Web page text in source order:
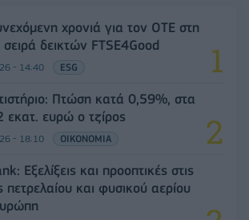
χρονιά για τον ΟΤΕ στη
σειρά δεικτών FTSE4Good
- 14:40 ESG
Πτώση κατά 0,59%, στα
εκατ. ευρώ ο τζίρος
- 18:10 ΟΙΚΟΝΟΜΙΑ
Εξελίξεις και προοπτικές στις
πετρελαίου και φυσικού αερίου